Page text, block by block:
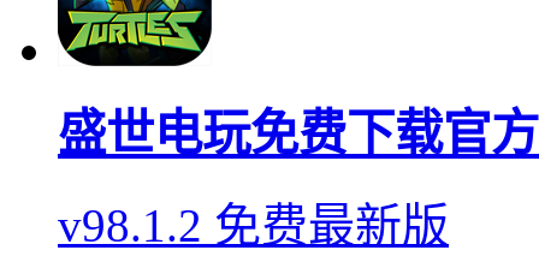
盛世电玩免费下载官
v98.1.2 免费最新版